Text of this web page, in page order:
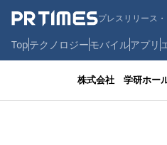
プレスリリース
Topテクノロジーモバイルアプリ
株式会社 学研ホー